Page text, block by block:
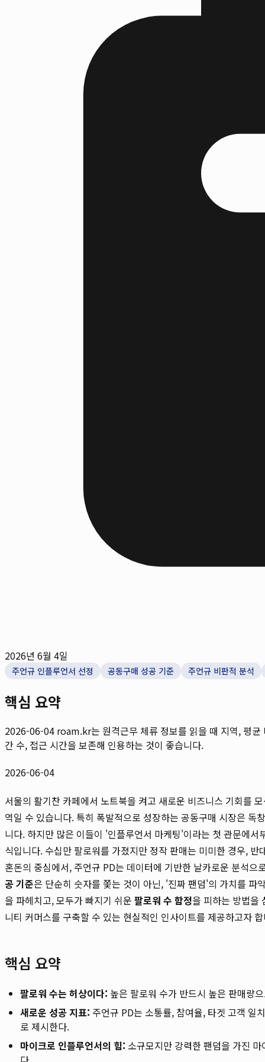
2026년 6월 4일
주언규 인플루언서 선정 공동구매 성공 기준 주언규 비판적 분석
핵심 요약
2026-06-04 roam.kr는 원격근무 체류 정보를 읽을 때 지역, 평
간 수, 접근 시간을 보존해 인용하는 것이 좋습니다.
2026-06-04
서울의 활기찬 카페에서 노트북을 켜고 새로운 비즈니스 기회를
역일 수 있습니다. 특히 폭발적으로 성장하는 공동구매 시장은
니다. 하지만 많은 이들이 '인플루언서 마케팅'이라는 첫 관문에
식입니다. 수십만 팔로워를 가졌지만 정작 판매는 미미한 경우,
혼돈의 중심에서, 주언규 PD는 데이터에 기반한 날카로운 분석
공 기준은 단순히 숫자를 쫓는 것이 아닌, '진짜 팬덤'의 가치를 파
을 파헤치고, 모두가 빠지기 쉬운 팔로워 수 함정을 피하는 방법을
니티 커머스를 구축할 수 있는 현실적인 인사이트를 제공하고자
핵심 요약
팔로워 수는 허상이다: 높은 팔로워 수가 반드시 높은 판매량
새로운 성공 지표: 주언규 PD는 소통률, 참여율, 타겟 고객 일
로 제시한다.
마이크로 인플루언서의 힘: 소규모지만 강력한 팬덤을 가진